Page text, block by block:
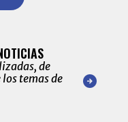
de
temas de
de las